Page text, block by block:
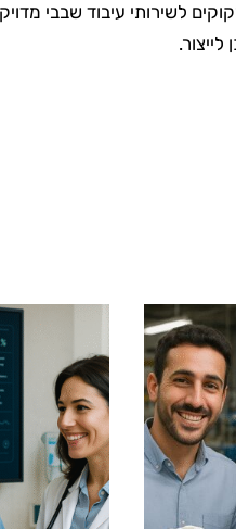
לשירותי עיבוד שבבי
לייצור.